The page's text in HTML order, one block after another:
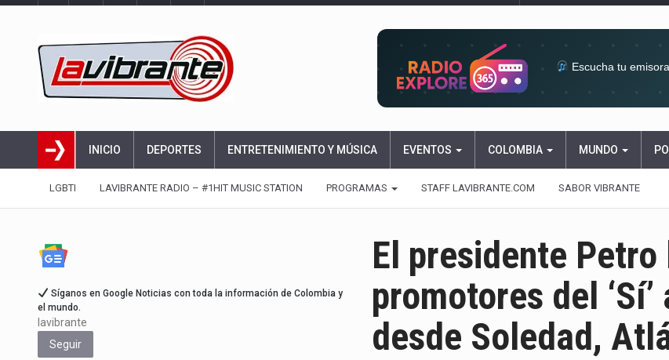
Escucha tu
INICIO DEPORTES ENTRETENIMIENTO Y MÚSICA EVENTOS COLOMBIA MUNDO
LGBTI LAVIBRANTE RADIO – #1HIT MUSIC STATION PROGRAMAS STAFF LAVIBRANTE.COM SABOR VIBRANTE
El presidente
promotores del
desde Soledad,
Síganos en Google Noticias con toda la información de Colombia y
el mundo.
lavibrante
Seguir